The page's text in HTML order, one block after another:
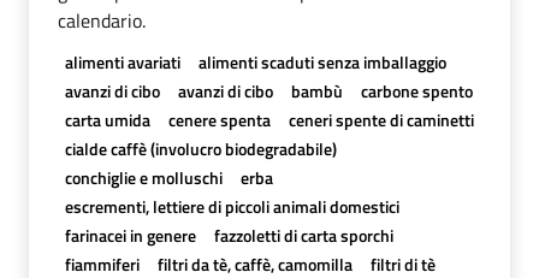
calendario.
alimenti avariati
alimenti scaduti senza imballaggio
avanzi di cibo
avanzi di cibo bambù
carbone spento
carta umida
cenere spenta
ceneri spente di caminetti
cialde caffè (involucro biodegradabile)
conchiglie e molluschi
erba
escrementi, lettiere di piccoli animali domestici
farinacei in genere
fazzoletti di carta sporchi
fiammiferi
filtri da tè, caffè, camomilla
filtri di tè